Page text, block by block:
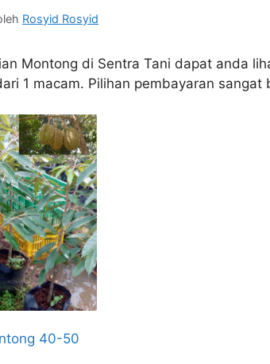
Rosyid Rosyid
Montong di Sentra Tani dapat anda
1 macam. Pilihan pembayaran
40-50